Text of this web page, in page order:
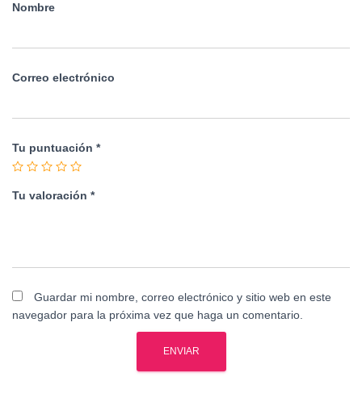
Nombre
Correo electrónico
Tu puntuación *
Tu valoración *
Guardar mi nombre, correo electrónico y sitio web en este
navegador para la próxima vez que haga un comentario.